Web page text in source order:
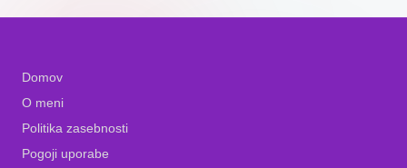
Domov
O meni
Politika zasebnosti
Pogoji uporabe